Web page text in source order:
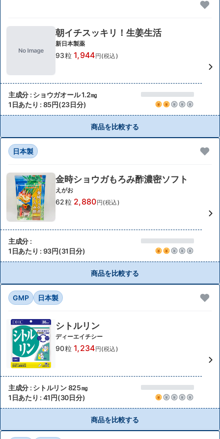
朝イチスッキリ！生姜生活
新日本製薬
93粒 1,944円(税込)
主成分 : ショウガオール 1.2㎎
1日あたり : 85円(23日分)
商品を比較する
日本製
金時ショウガもろみ酢濃密ソフト
えがお
62粒 2,880円(税込)
主成分 :
1日あたり : 93円(31日分)
商品を比較する
GMP 日本製
シトルリン
ディーエイチシー
90粒 1,234円(税込)
主成分 : シトルリン 825㎎
1日あたり : 41円(30日分)
商品を比較する